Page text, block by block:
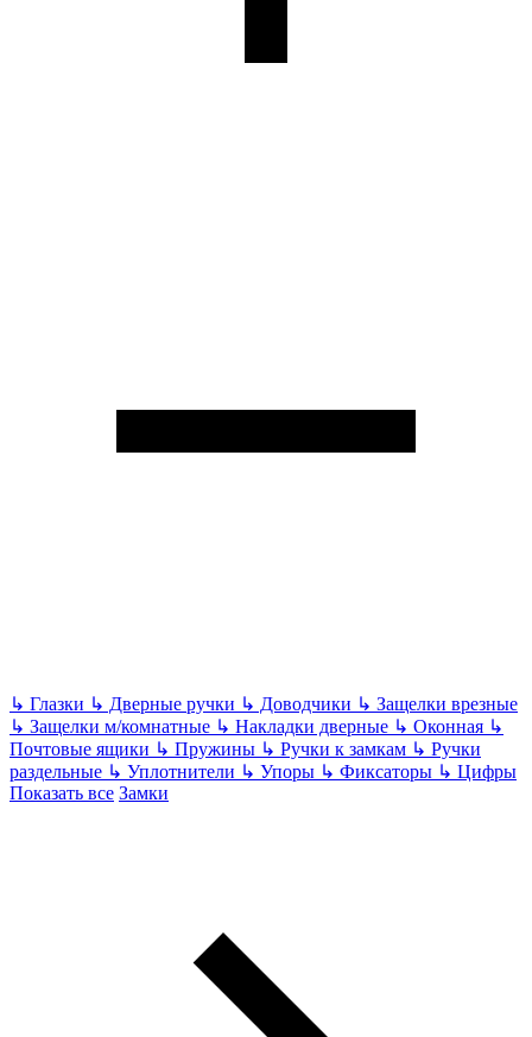
↳ Глазки ↳ Дверные ручки ↳ Доводчики ↳ Защелки врезные
↳ Защелки м/комнатные ↳ Накладки дверные ↳ Оконная ↳
Почтовые ящики ↳ Пружины ↳ Ручки к замкам ↳ Ручки
раздельные ↳ Уплотнители ↳ Упоры ↳ Фиксаторы ↳ Цифры
Показать все Замки